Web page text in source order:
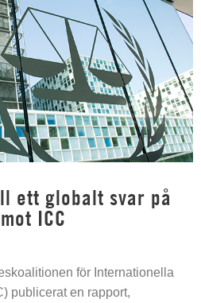
ett globalt svar på
ICC
för Internationella
publicerat en rapport,